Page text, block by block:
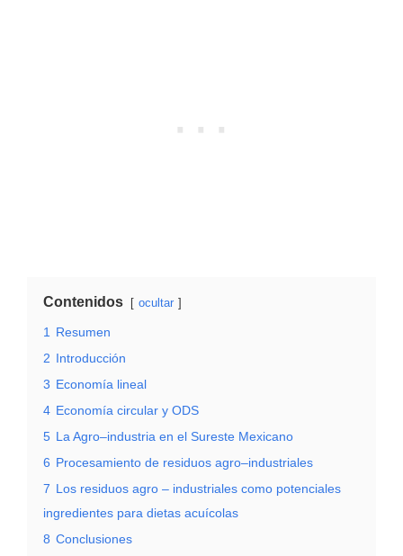
Contenidos ocultar
1
Resumen
2 Introducción
3 Economía lineal
4 Economía circular y ODS
5 La Agro–industria en el Sureste Mexicano
6 Procesamiento de residuos agro–industriales
7 Los residuos agro – industriales como potenciales
ingredientes para dietas acuícolas
8 Conclusiones